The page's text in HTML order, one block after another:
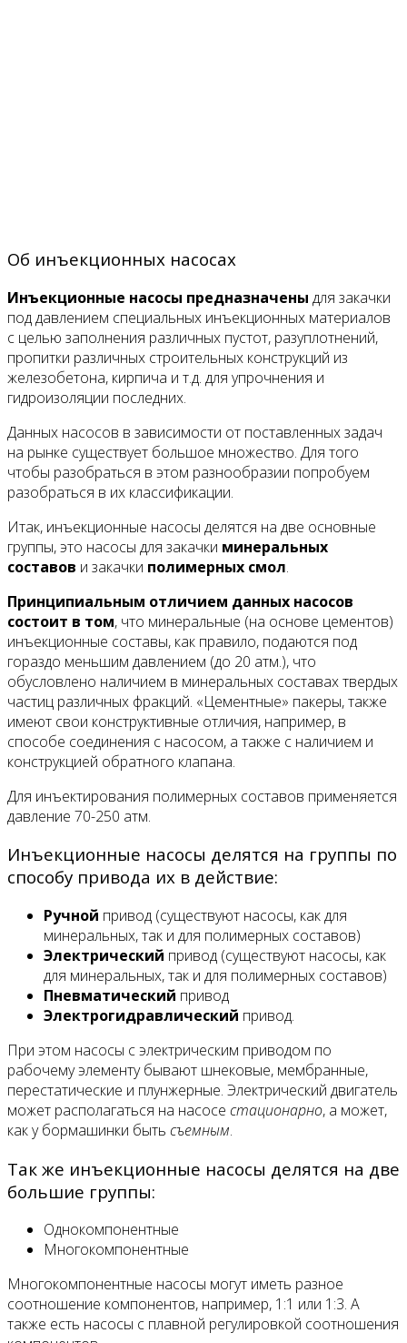
Об инъекционных насосах
Инъекционные насосы предназначены для закачки
под давлением специальных инъекционных материалов
с целью заполнения различных пустот, разуплотнений,
пропитки различных строительных конструкций из
железобетона, кирпича и т.д. для упрочнения и
гидроизоляции последних.
Данных насосов в зависимости от поставленных задач
на рынке существует большое множество. Для того
чтобы разобраться в этом разнообразии попробуем
разобраться в их классификации.
Итак, инъекционные насосы делятся на две основные
группы, это насосы для закачки минеральных
составов и закачки полимерных смол.
Принципиальным отличием данных насосов
состоит в том, что минеральные (на основе цементов)
инъекционные составы, как правило, подаются под
гораздо меньшим давлением (до 20 атм.), что
обусловлено наличием в минеральных составах твердых
частиц различных фракций. «Цементные» пакеры, также
имеют свои конструктивные отличия, например, в
способе соединения с насосом, а также с наличием и
конструкцией обратного клапана.
Для инъектирования полимерных составов применяется
давление 70-250 атм.
Инъекционные насосы делятся на группы по
способу привода их в действие:
Ручной привод (существуют насосы, как для
минеральных, так и для полимерных составов)
Электрический привод (существуют насосы, как
для минеральных, так и для полимерных составов)
Пневматический привод
Электрогидравлический привод.
При этом насосы с электрическим приводом по
рабочему элементу бывают шнековые, мембранные,
перестатические и плунжерные. Электрический двигатель
может располагаться на насосе стационарно, а может,
как у бормашинки быть съемным.
Так же инъекционные насосы делятся на две
большие группы:
Однокомпонентные
Многокомпонентные
Многокомпонентные насосы могут иметь разное
соотношение компонентов, например, 1:1 или 1:3. А
также есть насосы с плавной регулировкой соотношения